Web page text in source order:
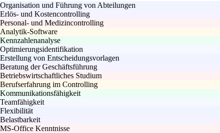
Organisation und Führung von Abteilungen
Erlös- und Kostencontrolling
Personal- und Medizincontrolling
Analytik-Software
Kennzahlenanalyse
Optimierungsidentifikation
Erstellung von Entscheidungsvorlagen
Beratung der Geschäftsführung
Betriebswirtschaftliches Studium
Berufserfahrung im Controlling
Kommunikationsfähigkeit
Teamfähigkeit
Flexibilität
Belastbarkeit
MS-Office Kenntnisse